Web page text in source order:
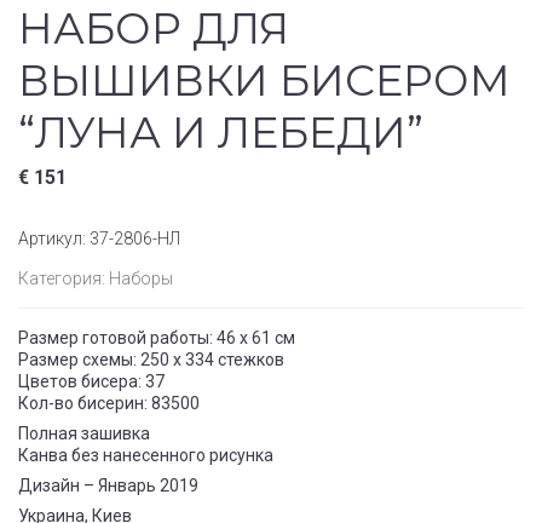
НАБОР ДЛЯ
ВЫШИВКИ БИСЕРОМ
“ЛУНА И ЛЕБЕДИ”
€ 151
Артикул: 37-2806-НЛ
Категория: Наборы
Размер готовой работы: 46 x 61 см
Размер схемы: 250 x 334 стежков
Цветов бисера: 37
Кол-во бисерин: 83500
Полная зашивка
Канва без нанесенного рисунка
Дизайн – Январь 2019
Украина, Киев